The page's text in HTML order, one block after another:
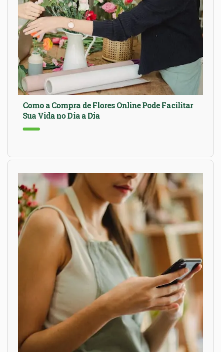
Como a Compra de Flores Online Pode Facilitar
Sua Vida no Dia a Dia